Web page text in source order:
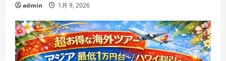
admin 1月 9, 2026